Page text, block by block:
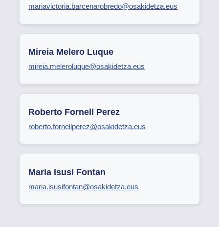
mariavictoria.barcenarobredo@osakidetza.eus
Mireia Melero Luque
mireia.meleroluque@osakidetza.eus
Roberto Fornell Perez
roberto.fornellperez@osakidetza.eus
Maria Isusi Fontan
maria.isusifontan@osakidetza.eus